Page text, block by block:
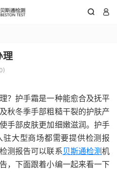
 
理
)
？护手霜是一种能愈合及抚平
秋冬季手部粗糙干裂的护肤产
手部皮肤更加细嫩滋润。护手
大型商场都需要提供检测报
测报告可以联系贝斯通检测机
，下面跟着小编一起来看一下